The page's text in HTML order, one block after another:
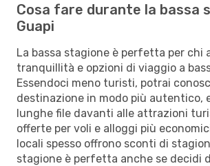
Cosa fare durante la bassa
Guapi
La bassa stagione è perfetta per chi
tranquillità e opzioni di viaggio a
Essendoci meno turisti, potrai
destinazione in modo più autentico,
lunghe file davanti alle attrazioni
offerte per voli e alloggi più
locali spesso offrono sconti di
stagione è perfetta anche se decidi